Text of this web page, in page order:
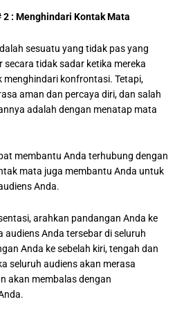
: Menghindari Kontak Mata
sesuatu yang tidak pas yang
secara tidak sadar ketika mereka
menghindari konfrontasi. Tetapi,
aman dan percaya diri, dan salah
adalah dengan menatap mata
membantu Anda terhubung dengan
mata juga membantu Anda untuk
Anda.
arahkan pandangan Anda ke
audiens Anda tersebar di seluruh
Anda ke sebelah kiri, tengah dan
seluruh audiens akan merasa
akan membalas dengan